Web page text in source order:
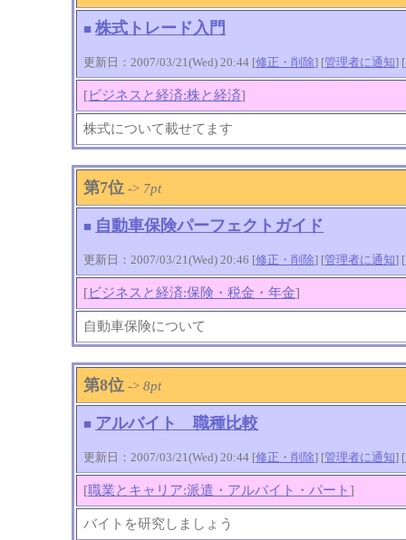
■ 株式トレード入門
更新日：2007/03/21(Wed) 20:44 [修正・削除] [管理者に通知] [
[ビジネスと経済:株と経済]
株式について載せてます
第7位 -> 7pt
■ 自動車保険パーフェクトガイド
更新日：2007/03/21(Wed) 20:46 [修正・削除] [管理者に通知] [
[ビジネスと経済:保険・税金・年金]
自動車保険について
第8位 ->8pt
■ アルバイト 職種比較
更新日：2007/03/21(Wed) 20:44 [修正・削除] [管理者に通知] [
[職業とキャリア:派遣・アルバイト・パート]
バイトを研究しましょう